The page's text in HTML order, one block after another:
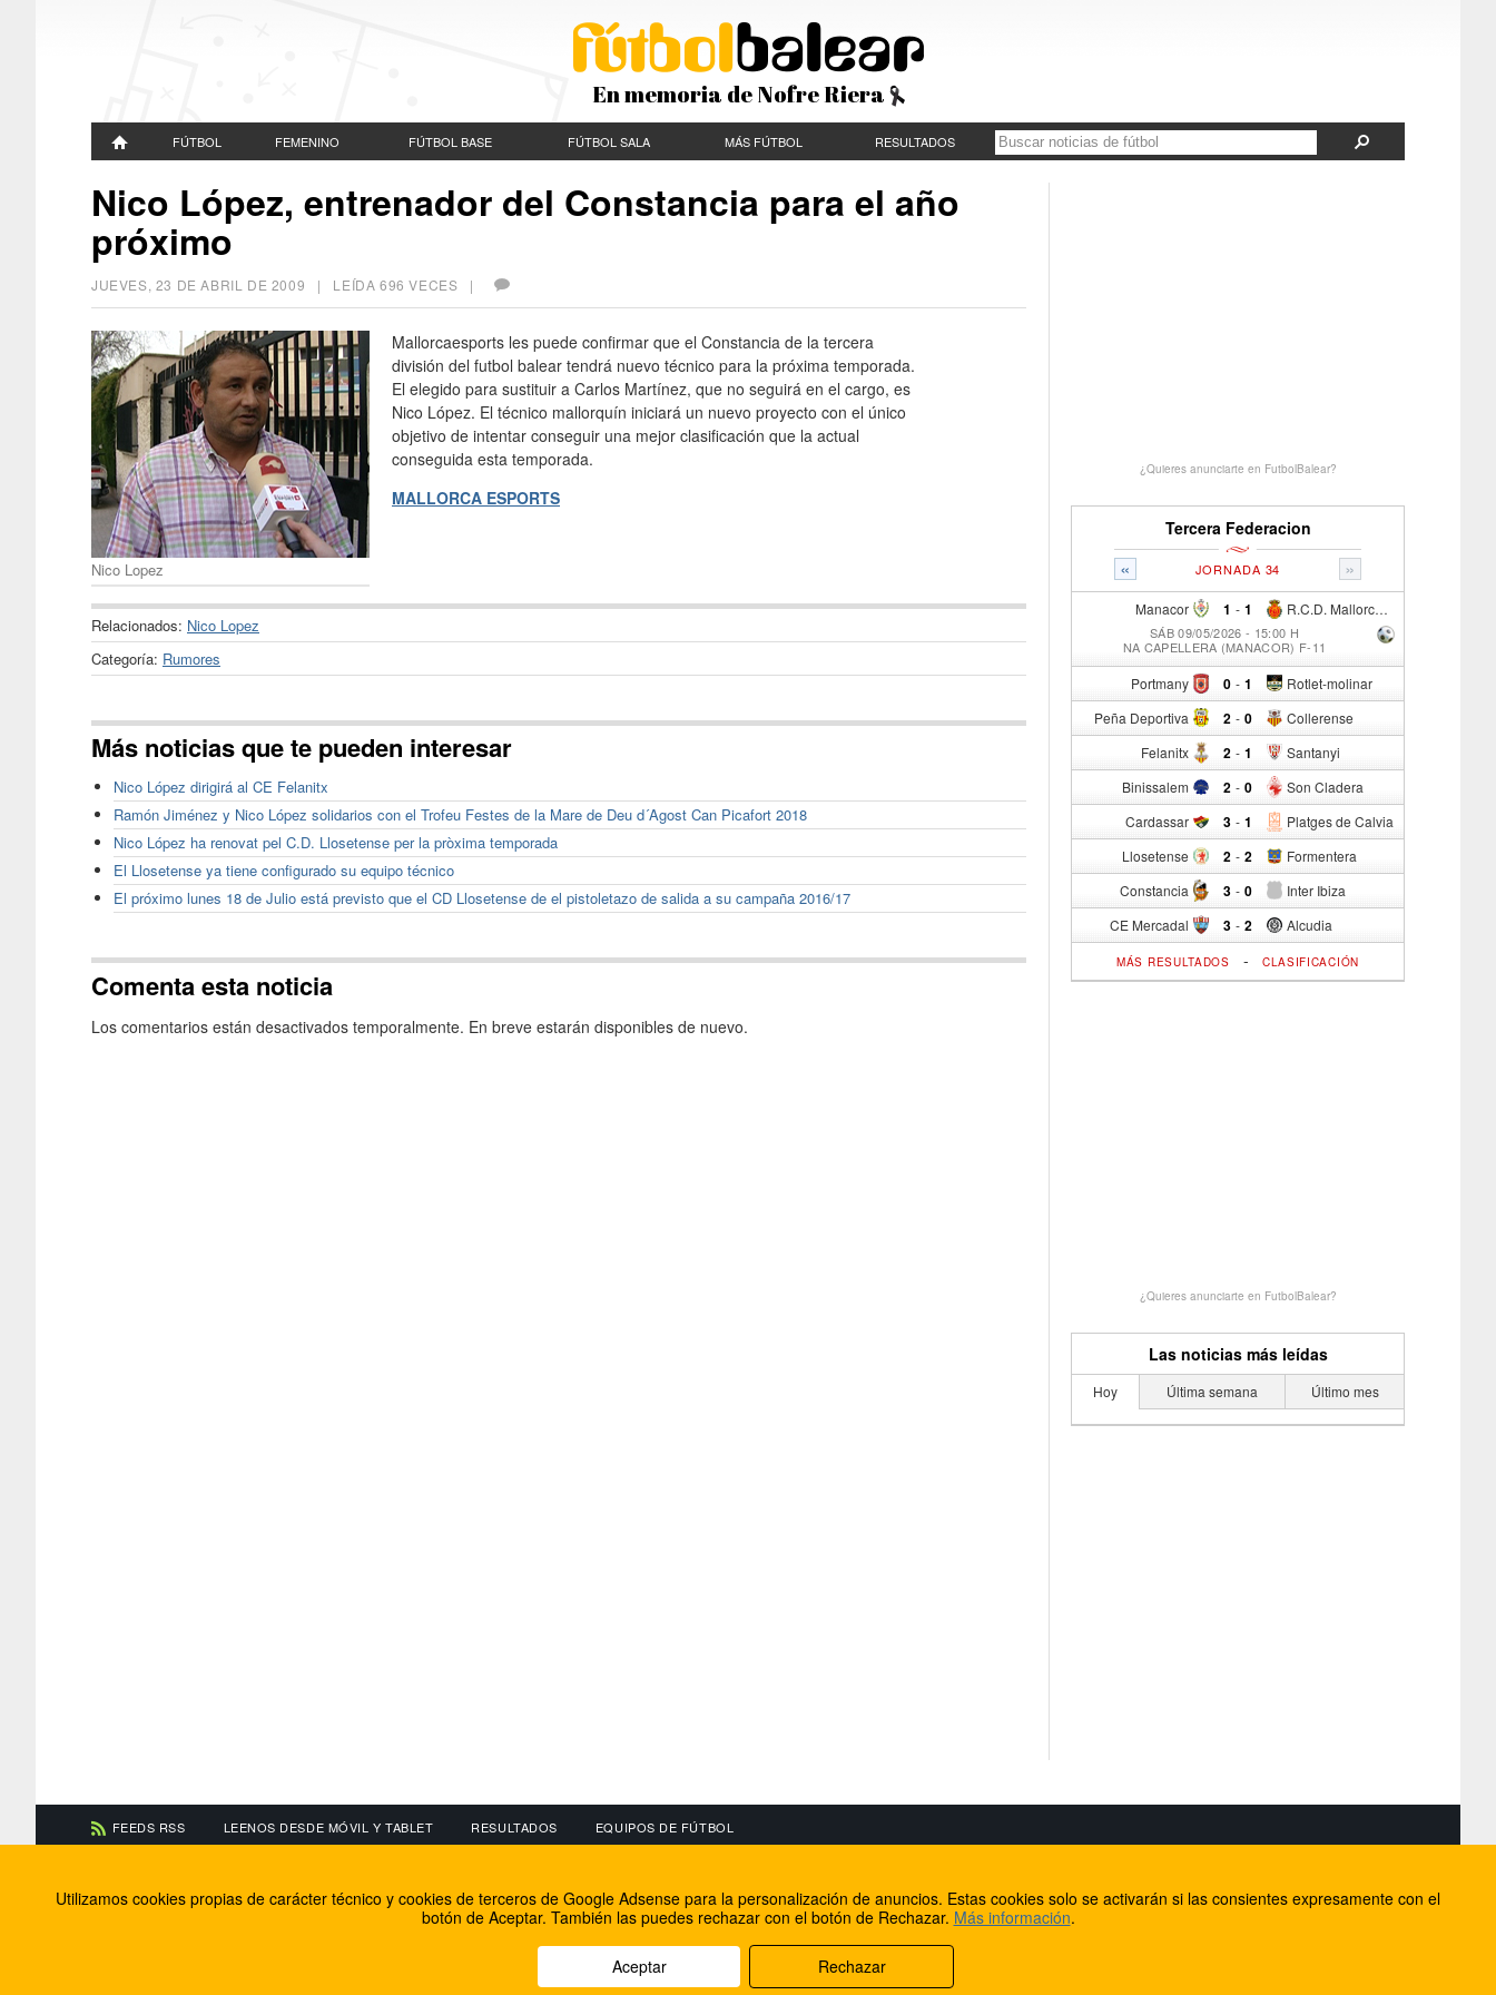
En memoria de Nofre Riera
FÚTBOL FEMENINO FÚTBOL BASE FÚTBOL SALA MÁS FÚTBOL RESULTADOS
Nico López, entrenador del Constancia para el año
próximo
JUEVES, 23 DE ABRIL DE 2009 | LEÍDA 696 VECES |
Nico Lopez
Mallorcaesports les puede confirmar que el Constancia de la tercera
división del futbol balear tendrá nuevo técnico para la próxima temporada.
El elegido para sustituir a Carlos Martínez, que no seguirá en el cargo, es
Nico López. El técnico mallorquín iniciará un nuevo proyecto con el único
objetivo de intentar conseguir una mejor clasificación que la actual
conseguida esta temporada.
MALLORCA ESPORTS
Relacionados: Nico Lopez
Categoría: Rumores
Más noticias que te pueden interesar
Nico López dirigirá al CE Felanitx
Ramón Jiménez y Nico López solidarios con el Trofeu Festes de la Mare de Deu d´Agost Can Picafort 2018
Nico López ha renovat pel C.D. Llosetense per la pròxima temporada
El Llosetense ya tiene configurado su equipo técnico
El próximo lunes 18 de Julio está previsto que el CD Llosetense de el pistoletazo de salida a su campaña 2016/17
Comenta esta noticia
Los comentarios están desactivados temporalmente. En breve estarán disponibles de nuevo.
¿Quieres anunciarte en FutbolBalear?
Tercera Federacion
« »
JORNADA 34
Manacor 1 - R.C.D. Mallorca Sad "B"
1
SÁB 09/05/2026 - 15:00 H
NA CAPELLERA (MANACOR) F-11
Portmany 0 - Rotlet-molinar
1
Peña Deportiva 2 - Collerense
0
Felanitx 2 - Santanyi
1
Binissalem 2 - Son Cladera
0
Cardassar 3 - Platges de Calvia
1
Llosetense 2 - Formentera
2
Constancia 3 - Inter Ibiza
0
CE Mercadal 3 - Alcudia
2
MÁS RESULTADOS - CLASIFICACIÓN
¿Quieres anunciarte en FutbolBalear?
Las noticias más leídas
Hoy Última semana Último mes
FEEDS RSS LEENOS DESDE MÓVIL Y TABLET RESULTADOS EQUIPOS DE FÚTBOL
Información de contacto
El equipo de FútbolBalear
Soluciones Corporativas IP
Facebook
Twitter
Internet Rural Mallorca
Registro de dominios
Utilizamos cookies propias de carácter técnico y cookies de terceros de Google Adsense para la personalización de anuncios. Estas cookies solo se activarán si las consientes expresamente con el
botón de Aceptar. También las puedes rechazar con el botón de Rechazar. Más información.
Aceptar Rechazar